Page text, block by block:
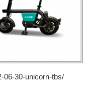
06-30-unicorn-tbs/